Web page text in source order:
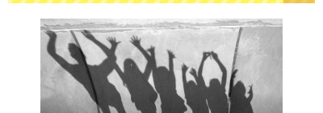
「つくいえ」では、筑波大生に特化した物件を多数掲載
す。学類・周辺エリア・こだわり条件など、あなたの希
わせて物件を紹介します！
今なら物件問合わせで「豪華三大特典」プレゼント中